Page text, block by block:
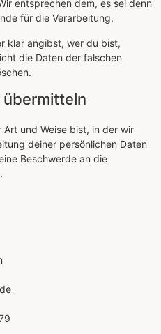
entsprechen dem, es sei denn
für die Verarbeitung.
klar angibst, wer du bist,
die Daten der falschen
übermitteln
und Weise bist, in der wir
deiner persönlichen Daten
Beschwerde an die